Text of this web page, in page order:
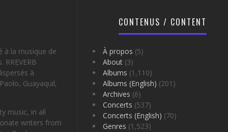
à la musique de
à
Guayaquil,
music, in all
writers from
CONTENUS / CONTENT
À propos (5)
About (3)
Albums (1,110)
Albums (English) (201)
Archives (6)
Concerts (537)
Concerts (English) (70)
Genres (1,523)